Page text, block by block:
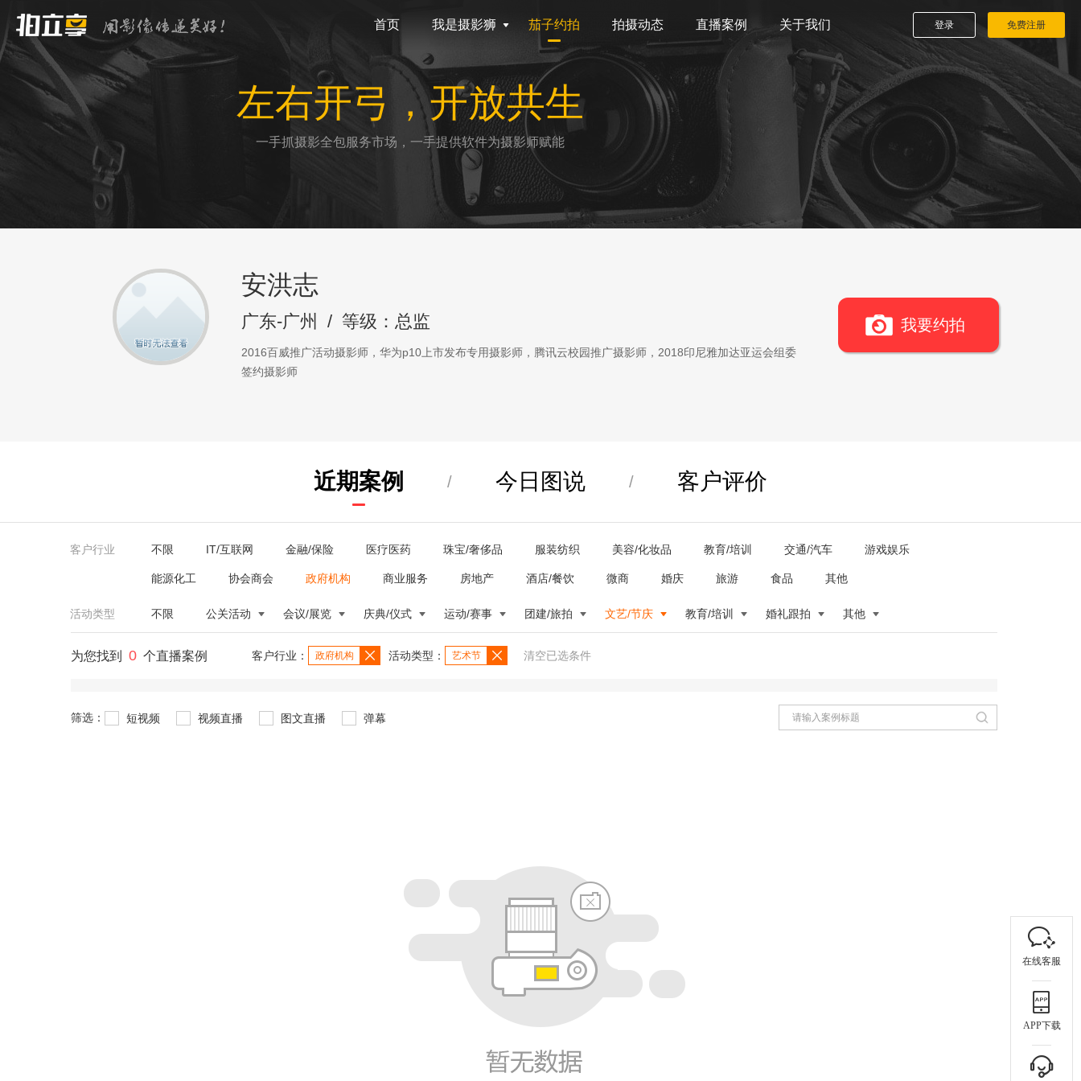
首页 我是摄影狮 茄子约拍 拍摄动态 直播案例 关于我们 登录 免费注册
左右开弓，开放共生
一手抓摄影全包服务市场，一手提供软件为摄影师赋能
安洪志
广东-广州 / 等级：总监
2016百威推广活动摄影师，华为p10上市发布专用摄影师，腾讯云校园推广摄影师，2018印尼雅加达亚运会组委
签约摄影师
我要约拍
近期案例 / 今日图说 / 客户评价
客户行业 不限 IT/互联网 金融/保险 医疗医药 珠宝/奢侈品 服装纺织 美容/化妆品 教育/培训 交通/汽车 游戏娱乐
能源化工 协会商会 政府机构 商业服务 房地产 酒店/餐饮 微商 婚庆 旅游 食品 其他
活动类型 不限 公关活动 会议/展览 庆典/仪式 运动/赛事 团建/旅拍 文艺/节庆 教育/培训 婚礼跟拍 其他
为您找到 0 个直播案例 客户行业： 政府机构 活动类型： 艺术节 清空已选条件
筛选： 短视频 视频直播 图文直播 弹幕
在线客服
APP下载